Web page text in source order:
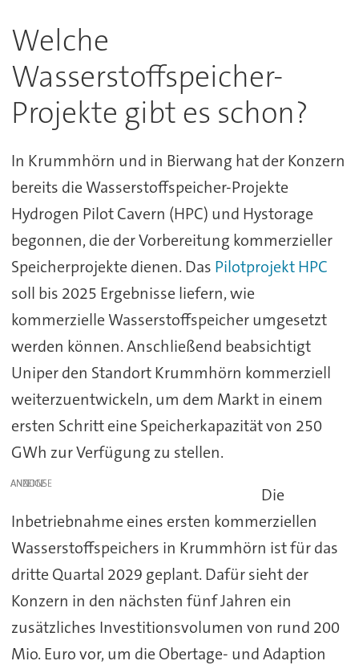
Welche
Wasserstoffspeicher-
Projekte gibt es schon?
In Krummhörn und in Bierwang hat der Konzern
bereits die Wasserstoffspeicher-Projekte
Hydrogen Pilot Cavern (HPC) und Hystorage
begonnen, die der Vorbereitung kommerzieller
Speicherprojekte dienen. Das Pilotprojekt HPC
soll bis 2025 Ergebnisse liefern, wie
kommerzielle Wasserstoffspeicher umgesetzt
werden können. Anschließend beabsichtigt
Uniper den Standort Krummhörn kommerziell
weiterzuentwickeln, um dem Markt in einem
ersten Schritt eine Speicherkapazität von 250
GWh zur Verfügung zu stellen.
ANZEIGE
Die
Inbetriebnahme eines ersten kommerziellen
Wasserstoffspeichers in Krummhörn ist für das
dritte Quartal 2029 geplant. Dafür sieht der
Konzern in den nächsten fünf Jahren ein
zusätzliches Investitionsvolumen von rund 200
Mio. Euro vor, um die Obertage- und Adaption